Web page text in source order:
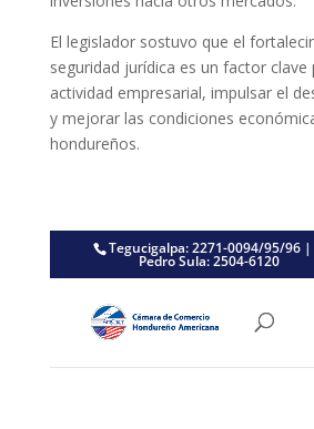
El legislador sostuvo que el
seguridad jurídica es un factor clave
actividad empresarial, impulsar el
y mejorar las condiciones
hondureños.